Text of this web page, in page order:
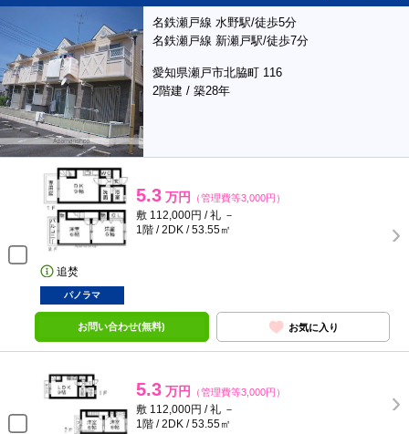
名鉄瀬戸線 水野駅/徒歩5分
名鉄瀬戸線 新瀬戸駅/徒歩7分
愛知県瀬戸市北脇町 116
2階建 / 築28年
5.3 万円 （管理費等3,000円）
敷 112,000円 / 礼 －
1階 / 2DK / 53.55㎡
追焚
パノラマ
お問い合わせ(無料) お気に入り
5.3 万円 （管理費等3,000円）
敷 112,000円 / 礼 －
1階 / 2DK / 53.55㎡